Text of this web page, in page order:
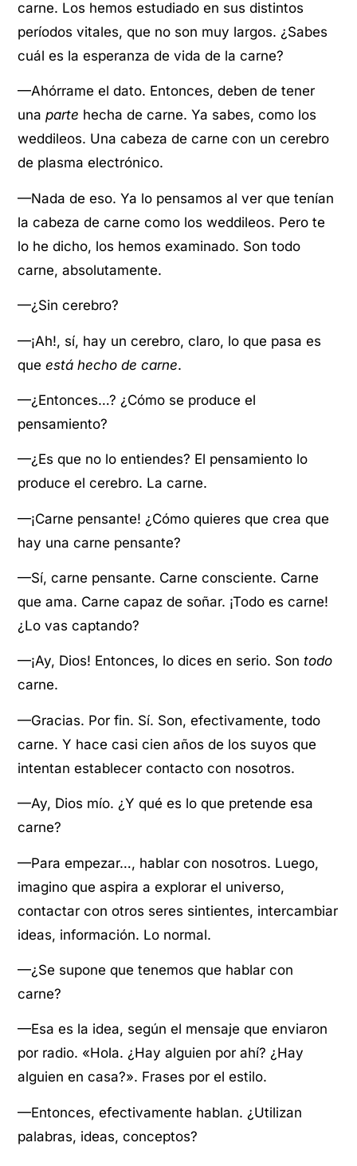
carne. Los hemos estudiado en sus distintos
períodos vitales, que no son muy largos. ¿Sabes
cuál es la esperanza de vida de la carne?
—Ahórrame el dato. Entonces, deben de tener
unaparte hecha de carne. Ya sabes, como los
weddileos. Una cabeza de carne con un cerebro
de plasma electrónico.
—Nada de eso. Ya lo pensamos al ver que tenían
la cabeza de carne como los weddileos. Pero te
lo he dicho, los hemos examinado. Son todo
carne, absolutamente.
—¿Sin cerebro?
—¡Ah!, sí, hay un cerebro, claro, lo que pasa es
queestá hecho de carne.
—¿Entonces…? ¿Cómo se produce el
pensamiento?
—¿Es que no lo entiendes? El pensamiento lo
produce el cerebro. La carne.
—¡Carne pensante! ¿Cómo quieres que crea que
hay una carne pensante?
—Sí, carne pensante. Carne consciente. Carne
que ama. Carne capaz de soñar. ¡Todo es carne!
¿Lo vas captando?
—¡Ay, Dios! Entonces, lo dices en serio. Sontodo
carne.
—Gracias. Por fin. Sí. Son, efectivamente, todo
carne. Y hace casi cien años de los suyos que
intentan establecer contacto con nosotros.
—Ay, Dios mío. ¿Y qué es lo que pretende esa
carne?
—Para empezar…, hablar con nosotros. Luego,
imagino que aspira a explorar el universo,
contactar con otros seres sintientes, intercambiar
ideas, información. Lo normal.
—¿Se supone que tenemos que hablar con
carne?
—Esa es la idea, según el mensaje que enviaron
por radio. «Hola. ¿Hay alguien por ahí? ¿Hay
alguien en casa?». Frases por el estilo.
—Entonces, efectivamente hablan. ¿Utilizan
palabras, ideas, conceptos?